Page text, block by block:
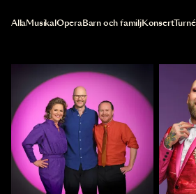
Val av kategori uppdaterar innehållet
AllaMusikal OperaBarn och familjKonsertTurné